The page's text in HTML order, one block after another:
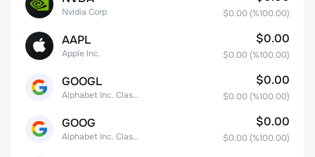
Nvidia Corp $0.00 (%100.00)
AAPL
Apple Inc.
$0.00
$0.00 (%100.00)
GOOGL
Alphabet Inc. Class A Common Stock
$0.00
$0.00 (%100.00)
GOOG
Alphabet Inc. Class C Capital Stock
$0.00
$0.00 (%100.00)